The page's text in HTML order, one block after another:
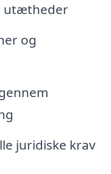
utætheder
og
juridiske krav